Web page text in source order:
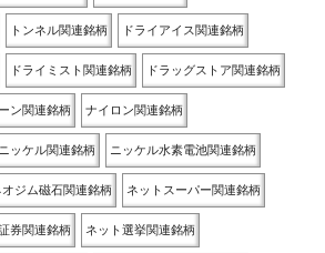
トンネル関連銘柄 ドライアイス関連銘柄
ドライミスト関連銘柄 ドラッグストア関連銘柄
ン関連銘柄 ナイロン関連銘柄
ニッケル関連銘柄 ニッケル水素電池関連銘柄
オジム磁石関連銘柄 ネットスーパー関連銘柄
券関連銘柄 ネット選挙関連銘柄